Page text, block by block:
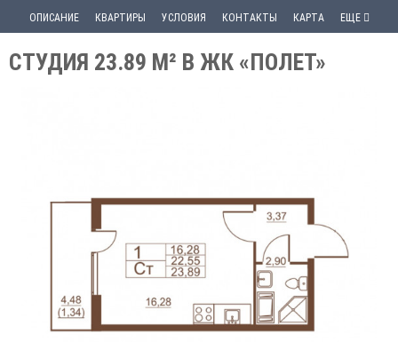
ОПИСАНИЕ КВАРТИРЫ УСЛОВИЯ КОНТАКТЫ КАРТА ЕЩЕ
СТУДИЯ 23.89 М² В ЖК «ПОЛЕТ»